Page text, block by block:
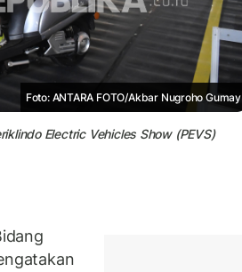
Foto: ANTARA FOTO/Akbar Nugroho Gumay
Electric Vehicles Show (PEVS)